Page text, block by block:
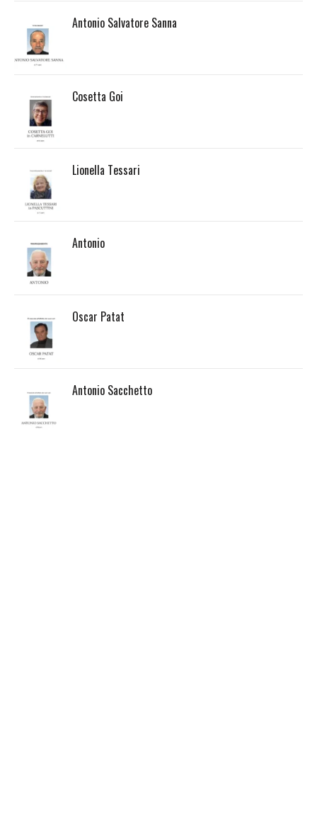
Antonio Salvatore Sanna
Cosetta Goi
Lionella Tessari
Antonio
Oscar Patat
Antonio Sacchetto